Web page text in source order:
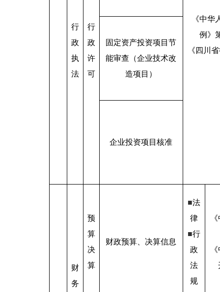
行
政
执
法
行
政
许
可
《中华
例》
《四川
固定资产投资项目节
能审查（企业技术改
造项目）
企业投资项目核准
财
务
预
算
决
算
财政预算、决算信息
■法
律
■行
政
法
规